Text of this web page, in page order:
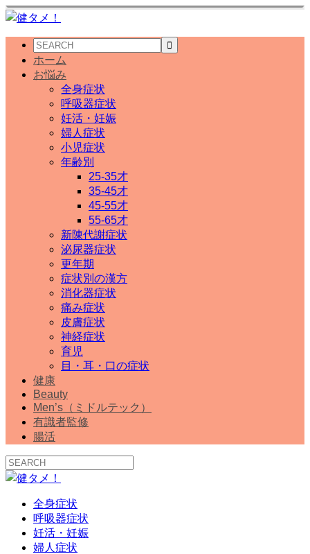
ホーム
お悩み
全身症状
呼吸器症状
妊活・妊娠
婦人症状
小児症状
年齢別
25-35才
35-45才
45-55才
55-65才
新陳代謝症状
泌尿器症状
更年期
症状別の漢方
消化器症状
痛み症状
皮膚症状
神経症状
育児
目・耳・口の症状
健康
Beauty
Men’s（ミドルテック）
有識者監修
腸活
全身症状
呼吸器症状
妊活・妊娠
婦人症状